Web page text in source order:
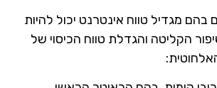
מגדיל טווח אינטרנט יכול להיות
הקליטה והגדלת טווח הכיסוי של